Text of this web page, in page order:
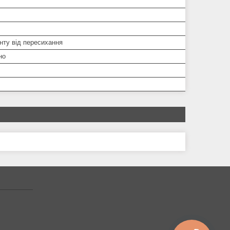
від пересихання